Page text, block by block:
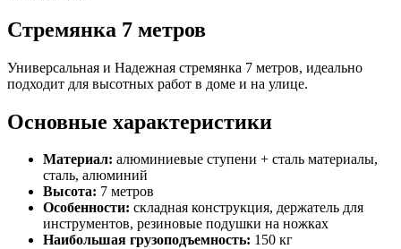
Стремянка 7 метров
Универсальная и Надежная стремянка 7 метров, идеально
подходит для высотных работ в доме и на улице.
Основные характеристики
Материал: алюминиевые ступени + сталь материалы,
сталь, алюминий
Высота: 7 метров
Особенности: складная конструкция, держатель для
инструментов, резиновые подушки на ножках
Наибольшая грузоподъемность: 150 кг